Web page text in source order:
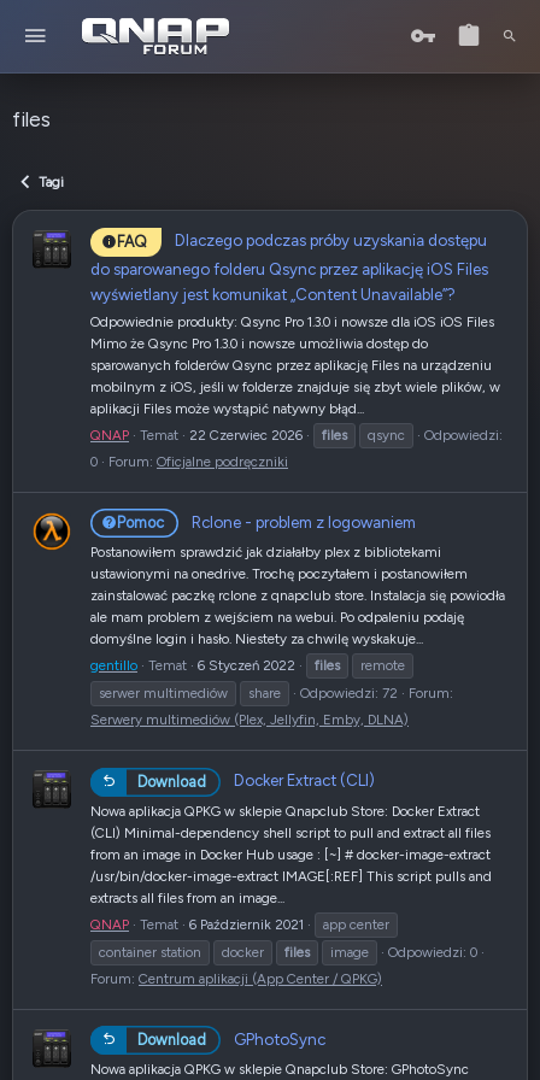
files
Tagi
FAQ
Dlaczego podczas próby uzyskania dostępu
do sparowanego folderu Qsync przez aplikację iOS Files
wyświetlany jest komunikat „Content Unavailable”?
Odpowiednie produkty: Qsync Pro 1.3.0 i nowsze dla iOS iOS Files
Mimo że Qsync Pro 1.3.0 i nowsze umożliwia dostęp do
sparowanych folderów Qsync przez aplikację Files na urządzeniu
mobilnym z iOS, jeśli w folderze znajduje się zbyt wiele plików, w
aplikacji Files może wystąpić natywny błąd...
QNAP
Temat 22 Czerwiec 2026 files qsync
Odpowiedzi:
0
Forum: Oficjalne podręczniki
Pomoc Rclone - problem z logowaniem
Postanowiłem sprawdzić jak działałby plex z bibliotekami
ustawionymi na onedrive. Trochę poczytałem i postanowiłem
zainstalować paczkę rclone z qnapclub store. Instalacja się powiodła
ale mam problem z wejściem na webui. Po odpaleniu podaję
domyślne login i hasło. Niestety za chwilę wyskakuje...
gentillo
Temat 6 Styczeń 2022 files
remote
serwer multimediów
share Odpowiedzi: 72
Forum:
Serwery multimediów (Plex, Jellyfin, Emby, DLNA)
Download Docker Extract (CLI)
Nowa aplikacja QPKG w sklepie Qnapclub Store: Docker Extract
(CLI) Minimal-dependency shell script to pull and extract all files
from an image in Docker Hub usage : [~] # docker-image-extract
/usr/bin/docker-image-extract IMAGE[:REF] This script pulls and
extracts all files from an image...
QNAP
Temat 6 Październik 2021
app center
container station
docker files image
Odpowiedzi: 0
Forum: Centrum aplikacji (App Center / QPKG)
Download GPhotoSync
Nowa aplikacja QPKG w sklepie Qnapclub Store: GPhotoSync